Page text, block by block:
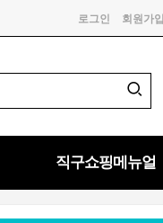
로그인 회원가입
직구쇼핑메뉴얼